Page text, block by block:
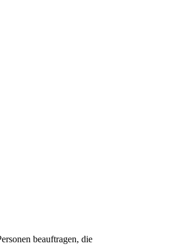
beauftragen, die